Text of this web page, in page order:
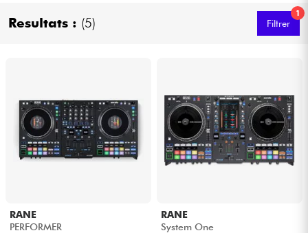
Sono
Eclairage
Resultats : (5)
1
Filtrer
RANE
PERFORMER
RANE
System One